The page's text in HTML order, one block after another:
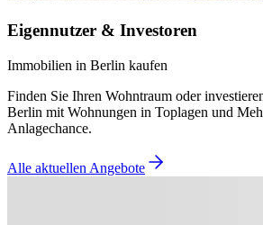
Eigennutzer & Investoren
Immobilien in Berlin kaufen
Finden Sie Ihren Wohntraum oder
Berlin mit Wohnungen in Toplagen und
Anlagechance.
Alle aktuellen Angebote